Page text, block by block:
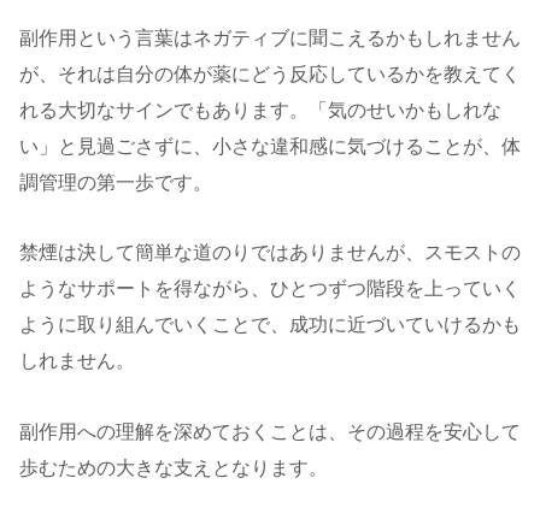
副作用という言葉はネガティブに聞こえるかもしれません
が、それは自分の体が薬にどう反応しているかを教えてく
れる大切なサインでもあります。「気のせいかもしれな
い」と見過ごさずに、小さな違和感に気づけることが、体
調管理の第一歩です。
禁煙は決して簡単な道のりではありませんが、スモストの
ようなサポートを得ながら、ひとつずつ階段を上っていく
ように取り組んでいくことで、成功に近づいていけるかも
しれません。
副作用への理解を深めておくことは、その過程を安心して
歩むための大きな支えとなります。